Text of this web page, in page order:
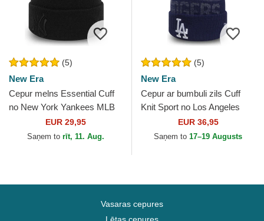
(5)
New Era
Cepur melns Essential Cuff
no New York Yankees MLB
no New EraEUR 29,95
Saņem to rīt, 11. Aug.
(5)
New Era
Cepur ar bumbuli zils Cuff
Knit Sport no Los Angeles
Dodgers MLB no New Era
EUR 36,95
Saņem to 17–19 Augusts
Vasaras cepures